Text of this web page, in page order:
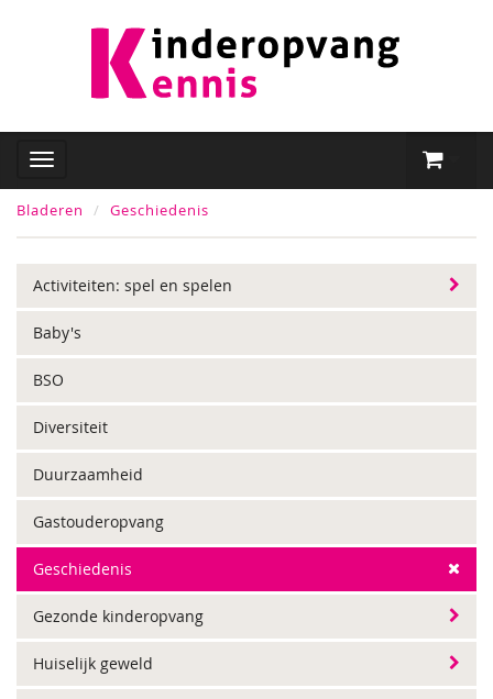
Bladeren Geschiedenis
Activiteiten: spel en spelen
Baby's
BSO
Diversiteit
Duurzaamheid
Gastouderopvang
Geschiedenis
Gezonde kinderopvang
Huiselijk geweld